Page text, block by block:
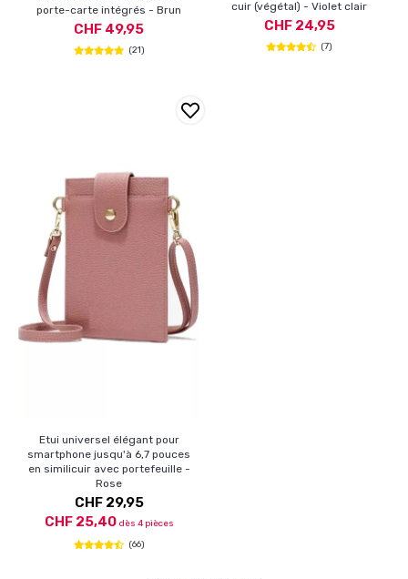
porte-carte intégrés - Brun
CHF 49,95
(21)
cuir (végétal) - Violet clair
CHF 24,95
(7)
Etui universel élégant pour
smartphone jusqu'à 6,7 pouces
en similicuir avec portefeuille -
Rose
CHF 29,95
CHF 25,40 dès 4 pièces
(66)